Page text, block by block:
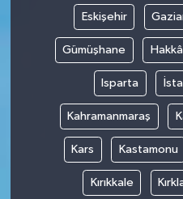
Eskişehir
Gümüşhane
Isparta
Kahramanmaraş
Kars Kastamonu
Kırıkkale